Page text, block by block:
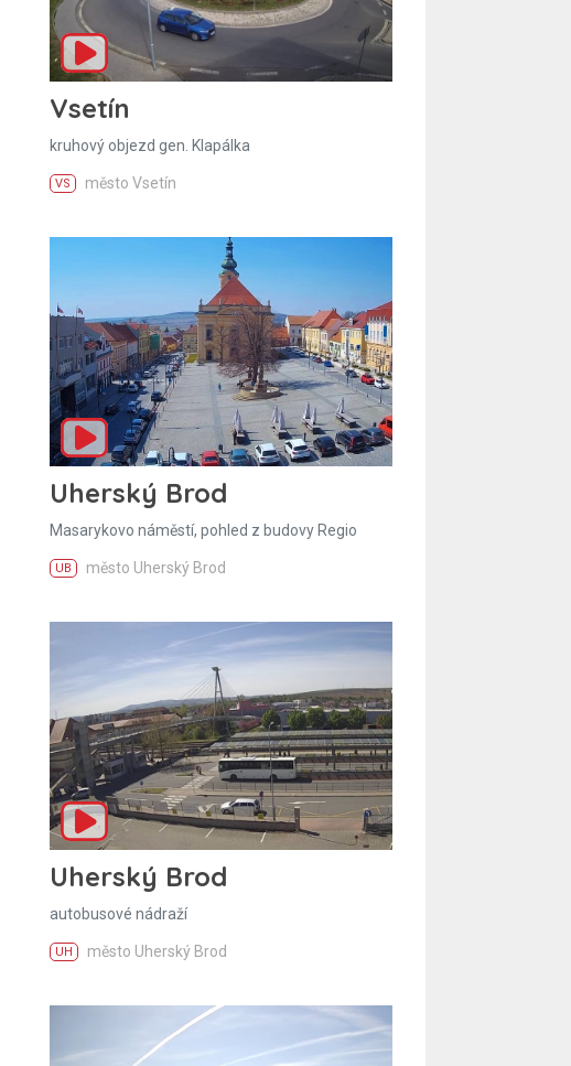
Vsetín
kruhový objezd gen. Klapálka
VS město Vsetín
Uherský Brod
Masarykovo náměstí, pohled z budovy Regio
UB město Uherský Brod
Uherský Brod
autobusové nádraží
UH město Uherský Brod